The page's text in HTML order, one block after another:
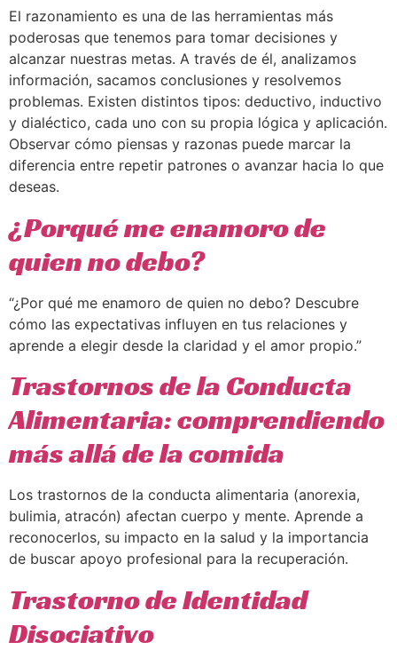
El razonamiento es una de las herramientas más
poderosas que tenemos para tomar decisiones y
alcanzar nuestras metas. A través de él, analizamos
información, sacamos conclusiones y resolvemos
problemas. Existen distintos tipos: deductivo, inductivo
y dialéctico, cada uno con su propia lógica y aplicación.
Observar cómo piensas y razonas puede marcar la
diferencia entre repetir patrones o avanzar hacia lo que
deseas.
¿Porqué me enamoro de
quien no debo?
“¿Por qué me enamoro de quien no debo? Descubre
cómo las expectativas influyen en tus relaciones y
aprende a elegir desde la claridad y el amor propio.”
Trastornos de la Conducta
Alimentaria: comprendiendo
más allá de la comida
Los trastornos de la conducta alimentaria (anorexia,
bulimia, atracón) afectan cuerpo y mente. Aprende a
reconocerlos, su impacto en la salud y la importancia
de buscar apoyo profesional para la recuperación.
Trastorno de Identidad
Disociativo